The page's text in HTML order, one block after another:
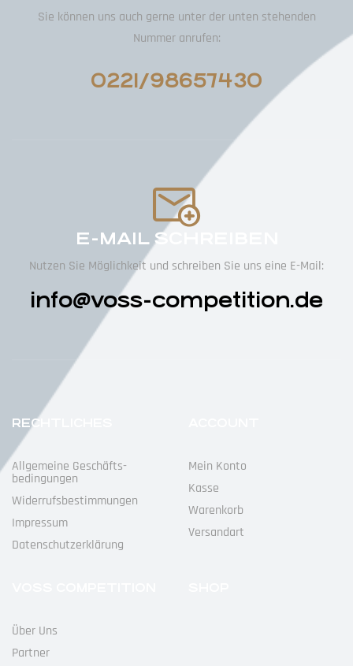
Sie können uns auch gerne unter der unten stehenden
Nummer anrufen:
0221/98657430
E-MAIL SCHREIBEN
Nutzen Sie Möglichkeit und schreiben Sie uns eine E-Mail:
info@voss-competition.de
RECHTLICHES
Allgemeine Geschäfts­
Bedingungen
Widerrufs­bestimmungen
Impressum
Datenschutz­erklärung
Mein Konto
Kasse
Warenkorb
Versandart
Über Uns
Partner